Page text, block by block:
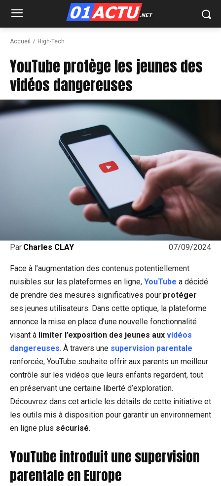
Accueil High-Tech
YouTube protège les jeunes des
vidéos dangereuses
07/09/2024
Par Charles CLAY
Face à l’augmentation des contenus potentiellement
nuisibles sur les plateformes en ligne, YouTube a décidé
de prendre des mesures significatives pour protéger
ses jeunes utilisateurs. Dans cette optique, la plateforme
annonce la mise en place d’une nouvelle fonctionnalité
visant à limiter l’exposition des jeunes aux vidéos
dangereuses. À travers une supervision parentale
renforcée, YouTube souhaite offrir aux parents un meilleur
contrôle sur les vidéos que leurs enfants regardent, tout
en préservant une certaine liberté d’exploration.
Découvrez dans cet article les détails de cette initiative et
les outils mis à disposition pour garantir un environnement
en ligne plus sécurisé.
YouTube introduit une supervision
parentale enEurope